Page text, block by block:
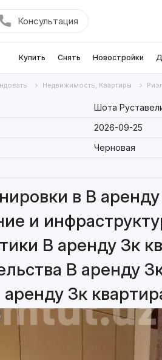
Консультация
Купить Снять Новостройки
Недвижимость, Квартиры
Шота
2026-09-25
Черновая
в В
и
В аренду 3к
В аренду
3к